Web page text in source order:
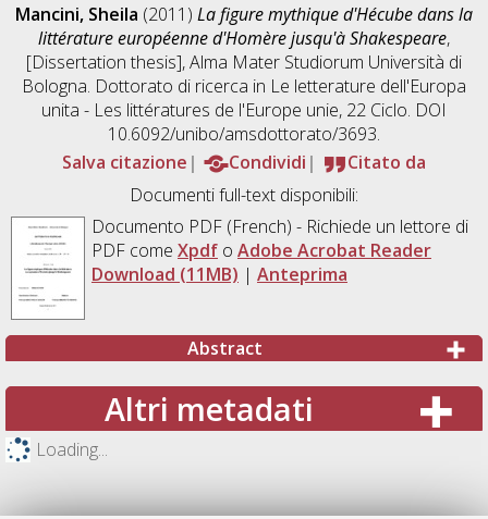
Mancini, Sheila (2011) La figure mythique d'Hécube dans la
littérature européenne d'Homère jusqu'à Shakespeare,
[Dissertation thesis], Alma Mater Studiorum Università di
Bologna. Dottorato di ricerca in Le letterature dell'Europa
unita - Les littératures de l'Europe unie, 22 Ciclo. DOI
10.6092/unibo/amsdottorato/3693.
Salva citazione
Condividi
Citato da
Documenti full-text disponibili:
Documento PDF(French) - Richiede un lettore di
PDF come Xpdfo Adobe Acrobat Reader
Download (11MB) | Anteprima
Abstract
Altri metadati
Loading...